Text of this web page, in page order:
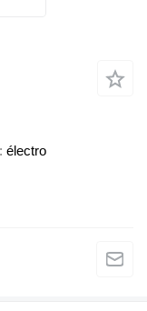
électro